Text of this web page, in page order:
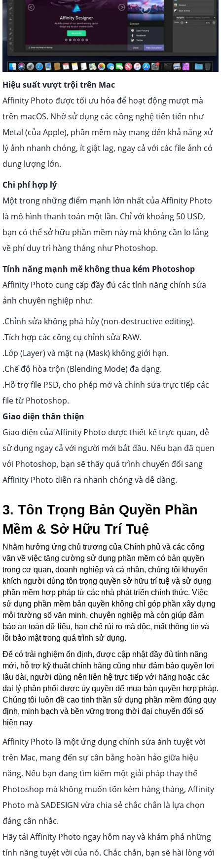
Hiệu suất vượt trội trên Mac
Affinity Photo được tối ưu hóa để hoạt động mượt mà
trên macOS. Nhờ sử dụng các công nghệ tiên tiến như
Metal (của Apple), phần mềm này mang đến khả năng xử
lý ảnh nhanh chóng, ít giật lag, ngay cả với các file ảnh có
dung lượng lớn.
Chi phí hợp lý
Một trong những điểm mạnh lớn nhất của Affinity Photo
là mô hình thanh toán một lần. Chỉ với khoảng 50 USD,
bạn có thể sở hữu phần mềm này mà không cần lo lắng
về phí duy trì hàng tháng như Photoshop.
Tính năng mạnh mẽ không thua kém Photoshop
Affinity Photo cung cấp đầy đủ các tính năng chỉnh sửa
ảnh chuyên nghiệp như:
.Chỉnh sửa không phá hủy (non-destructive editing).
.Tích hợp các công cụ chỉnh sửa RAW.
.Lớp (Layer) và mặt nạ (Mask) không giới hạn.
.Chế độ hòa trộn (Blending Mode) đa dạng.
.Hỗ trợ file PSD, cho phép mở và chỉnh sửa trực tiếp các
file từ Photoshop.
Giao diện thân thiện
Giao diện của Affinity Photo được thiết kế trực quan, dễ
sử dụng ngay cả với người mới bắt đầu. Nếu bạn đã quen
với Photoshop, bạn sẽ thấy quá trình chuyển đổi sang
Affinity Photo diễn ra nhanh chóng và dễ dàng.
3. Tôn Trọng Bản Quyền Phần
Mềm & Sở Hữu Trí Tuệ
Nhằm hưởng ứng chủ trương của Chính phủ và các công
văn về việc tăng cường sử dụng phần mềm có bản quyền
trong cơ quan, doanh nghiệp và cá nhân, chúng tôi khuyến
khích người dùng tôn trọng quyền sở hữu trí tuệ và sử dụng
phần mềm hợp pháp từ các nhà phát triển chính thức. Việc
sử dụng phần mềm bản quyền không chỉ góp phần xây dựng
môi trường số văn minh, chuyên nghiệp mà còn giúp đảm
bảo an toàn dữ liệu, hạn chế rủi ro mã độc, mất thông tin và
lỗi bảo mật trong quá trình sử dụng.
Để có trải nghiệm ổn định, được cập nhật đầy đủ tính năng
mới, hỗ trợ kỹ thuật chính hãng cũng như đảm bảo quyền lợi
lâu dài, người dùng nên liên hệ trực tiếp với hãng hoặc các
đại lý phân phối được ủy quyền để mua bản quyền hợp pháp.
Chúng tôi luôn đề cao tinh thần sử dụng phần mềm đúng quy
định, minh bạch và bền vững trong thời đại chuyển đổi số
hiện nay
Affinity Photo là một ứng dụng chỉnh sửa ảnh tuyệt vời
trên Mac, mang đến sự cân bằng hoàn hảo giữa hiệu
năng. Nếu bạn đang tìm kiếm một giải pháp thay thế
Photoshop mà không muốn tốn kém hàng tháng, Affinity
Photo mà SADESIGN vừa chia sẻ chắc chắn là lựa chọn
đáng cân nhắc.
Hãy tải Affinity Photo ngay hôm nay và khám phá những
tính năng tuyệt vời của nó. Chắc chắn, bạn sẽ hài lòng với